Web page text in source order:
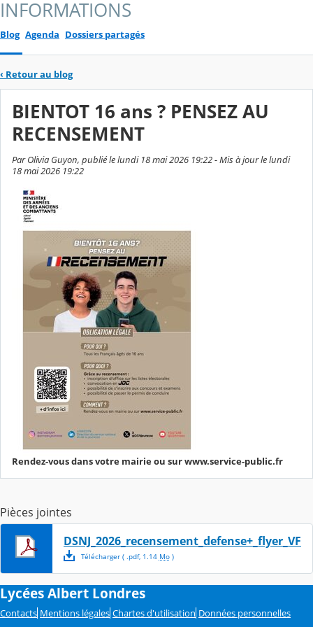
INFORMATIONS
Blog Agenda Dossiers partagés
‹ Retour au blog
BIENTOT 16 ans ? PENSEZ AU
RECENSEMENT
Par Olivia Guyon, publié le lundi 18 mai 2026 19:22 - Mis à jour le lundi
18 mai 2026 19:22
Rendez-vous dans votre mairie ou sur www.service-public.fr
Pièces jointes
DSNJ_2026_recensement_defense+_flyer_VF
Télécharger( .pdf, 1.14 Mo)
Lycées Albert Londres
Contacts Mentions légales Chartes d'utilisation Données personnelles